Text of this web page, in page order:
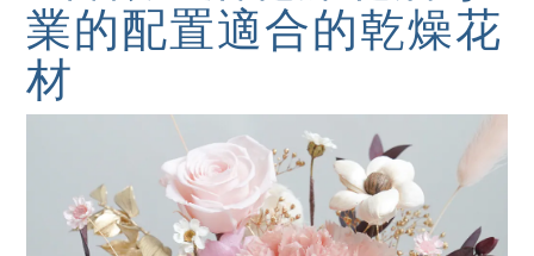
業的配置適合的乾燥花
材